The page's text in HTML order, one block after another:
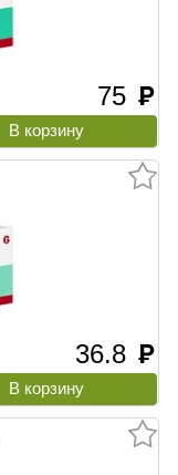
75 руб
36.8 руб